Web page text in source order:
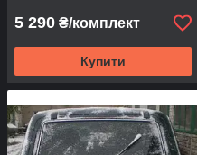
5 290 ₴/комплект
Купити